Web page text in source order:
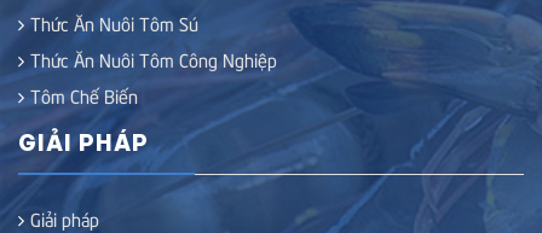
Thức Ăn Nuôi Tôm Sú
Thức Ăn Nuôi Tôm Công Nghiệp
Tôm Chế Biến
GIẢI PHÁP
Giải pháp